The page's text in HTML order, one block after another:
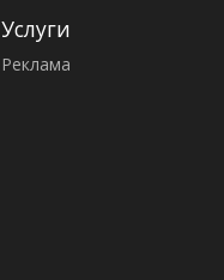
Услуги
Реклама